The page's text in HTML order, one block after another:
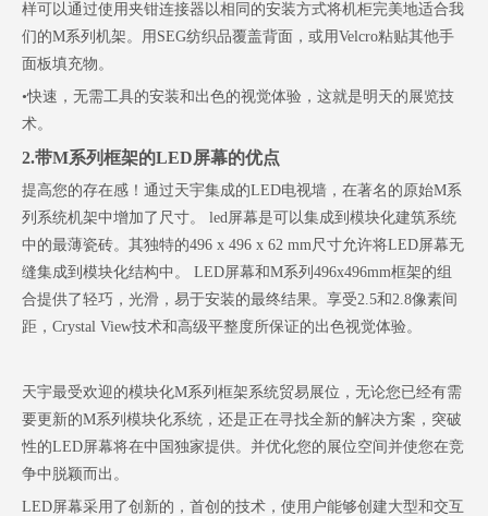
样可以通过使用夹钳连接器以相同的安装方式将机柜完美地适合我
们的M系列机架。用SEG纺织品覆盖背面，或用Velcro粘贴其他手
面板填充物。
•快速，无需工具的安装和出色的视觉体验，这就是明天的展览技
术。
2.带M系列框架的LED屏幕的优点
提高您的存在感！通过天宇集成的LED电视墙，在著名的原始M系
列系统机架中增加了尺寸。 led屏幕是可以集成到模​​块化建筑系统
中的最薄瓷砖。其独特的496 x 496 x 62 mm尺寸允许将LED屏幕无
缝集成到模块化结构中。 LED屏幕和M系列496x496mm框架的组
合提供了轻巧，光滑，易于安装的最终结果。享受2.5和2.8像素间
距，Crystal View技术和高级平整度所保证的出色视觉体验。
天宇最受欢迎的模块化M系列框架系统贸易展位，无论您已经有需
要更新的M系列模块化系统，还是正在寻找全新的解决方案，突破
性的LED屏幕将在中国独家提供。并优化您的展位空间并使您在竞
争中脱颖而出。
LED屏幕采用了创新的，首创的技术，使用户能够创建大型和交互